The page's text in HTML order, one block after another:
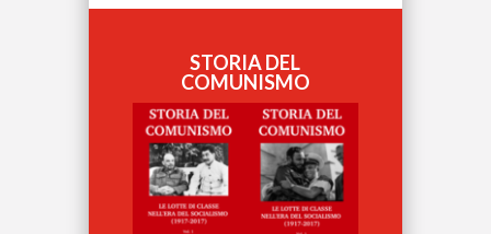
STORIA DEL
COMUNISMO